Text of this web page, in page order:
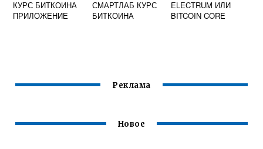
КУРС БИТКОИНА
ПРИЛОЖЕНИЕ
СМАРТЛАБ КУРС
БИТКОИНА
ELECTRUM ИЛИ
BITCOIN CORE
Реклама
Новое